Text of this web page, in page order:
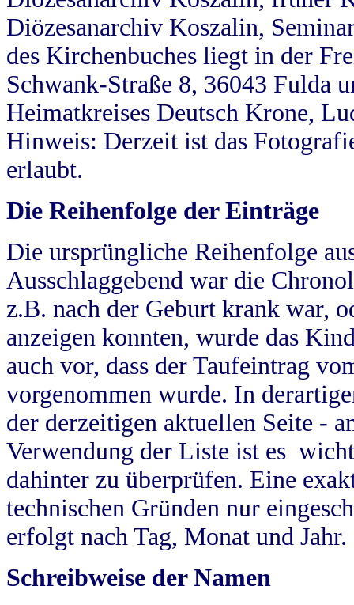
Diözesanarchiv Koszalin,
des Kirchenbuches liegt in der
Schwank-Straße 8, 36043 Fulda
Heimatkreises Deutsch Krone,
Hinweis: Derzeit ist das
erlaubt.
Die Reihenfolge der Einträge
Die ursprüngliche Reihenfolge
Ausschlaggebend war die
z.B. nach der Geburt krank war,
anzeigen konnten, wurde das
auch vor, dass der Taufeintrag
vorgenommen wurde. In
der derzeitigen aktuellen Seite -
Verwendung der Liste ist es
dahinter zu überprüfen. Eine
technischen Gründen nur
erfolgt nach Tag, Monat und Jahr.
Schreibweise der Namen